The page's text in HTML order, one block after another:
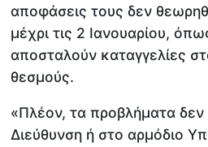
αποφάσεις τους δεν
μέχρι τις 2 Ιανουαρίου,
αποσταλούν καταγγελίες
θεσμούς.
«Πλέον, τα προβλήματα δεν
Διεύθυνση ή στο αρμόδιο